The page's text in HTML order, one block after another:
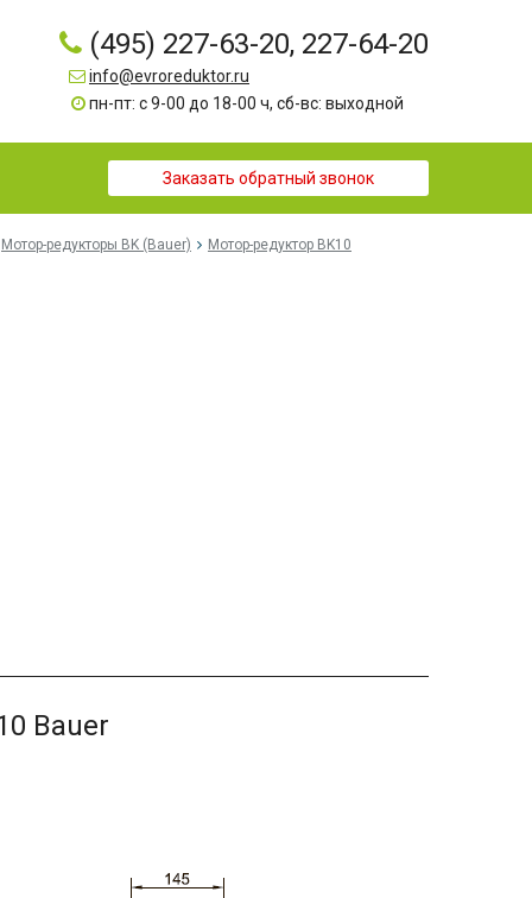
(495) 227-63-20, 227-64-20
info@evroreduktor.ru
пн-пт: с 9-00 до 18-00 ч, сб-вс: выходной
Заказать обратный звонок
Мотор-редукторы BK (Bauer) Мотор-редуктор BK10
Bauer